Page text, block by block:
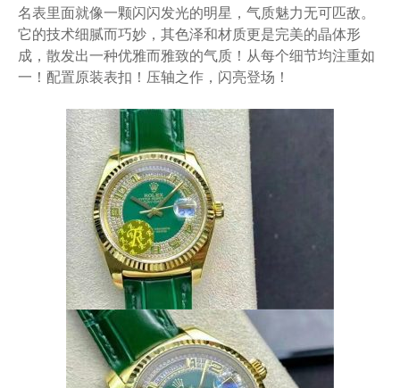
名表里面就像一颗闪闪发光的明星，气质魅力无可匹敌。
它的技术细腻而巧妙，其色泽和材质更是完美的晶体形
成，散发出一种优雅而雅致的气质！从每个细节均注重如
一！配置原装表扣！压轴之作，闪亮登场！